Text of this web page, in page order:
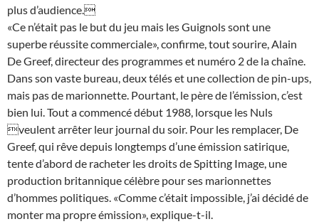
plus d’audience.
«Ce n’était pas le but du jeu mais les Guignols sont une
superbe réussite commerciale», confirme, tout sourire, Alain
De Greef, directeur des programmes et numéro 2 de la chaîne.
Dans son vaste bureau, deux télés et une collection de pin-ups,
mais pas de marionnette. Pourtant, le père de l’émission, c’est
bien lui. Tout a commencé début 1988, lorsque les Nuls
veulent arrêter leur journal du soir. Pour les remplacer, De
Greef, qui rêve depuis longtemps d’une émission satirique,
tente d’abord de racheter les droits de Spitting Image, une
production britannique célèbre pour ses marionnettes
d’hommes politiques. «Comme c’était impossible, j’ai décidé de
monter ma propre émission», explique-t-il.